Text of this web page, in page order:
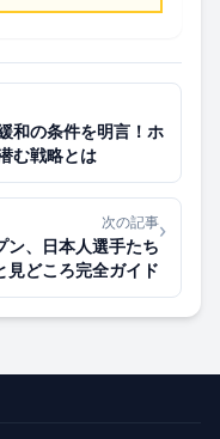
和の条件を明言！ホ
む戦略とは
次の記事
ン、日本人選手たち
見どころ完全ガイド
›